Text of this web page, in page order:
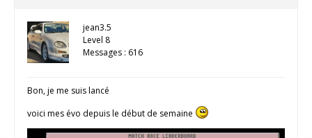
jean3.5
Level 8
Messages : 616
Bon, je me suis lancé
voici mes évo depuis le début de semaine